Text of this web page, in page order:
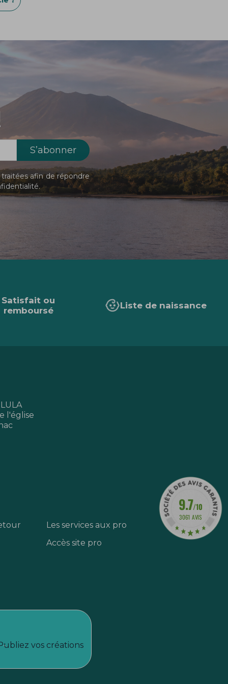
afin de répondre
.
Satisfait ou
remboursé
Liste de naissance
l'église
Les services aux pro
Accès site pro
vos créations
9.7/10
3061 AVIS